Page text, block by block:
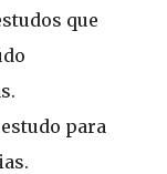
que
para